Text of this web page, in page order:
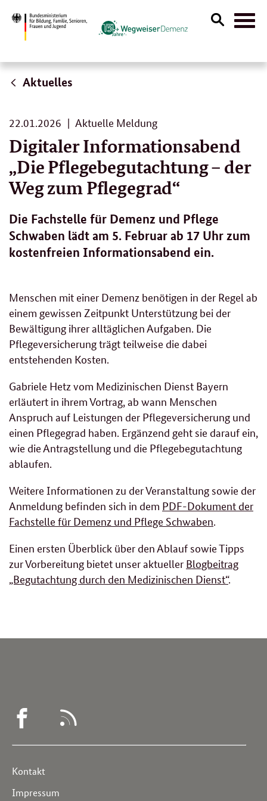
Suche
Aktuelles
Digitaler Informationsabend
„Die Pflegebegutachtung – der
Weg zum Pflegegrad“
22.01.2026 22.
01.
2026
Aktuelle Meldung
Die Fachstelle für Demenz und Pflege
Schwaben lädt am 5. Februar ab 17 Uhr zum
kostenfreien Informationsabend ein.
Menschen mit einer Demenz benötigen in der Regel ab
einem gewissen Zeitpunkt Unterstützung bei der
Bewältigung ihrer alltäglichen Aufgaben. Die
Pflegeversicherung trägt teilweise die dabei
entstehenden Kosten.
Gabriele Hetz vom Medizinischen Dienst Bayern
erläutert in ihrem Vortrag, ab wann Menschen
Anspruch auf Leistungen der Pflegeversicherung und
einen Pflegegrad haben. Ergänzend geht sie darauf ein,
wie die Antragstellung und die Pflegebegutachtung
ablaufen.
Weitere Informationen zu der Veranstaltung sowie der
Anmeldung befinden sich in dem PDF-Dokument der
Fachstelle für Demenz und Pflege Schwaben
Einen ersten Überblick über den Ablauf sowie Tipps
zur Vorbereitung bietet unser aktueller Blogbeitrag
„Begutachtung durch den Medizinischen Dienst“.
WEGWEISER
Service
Navigation
Kontakt
Impressum